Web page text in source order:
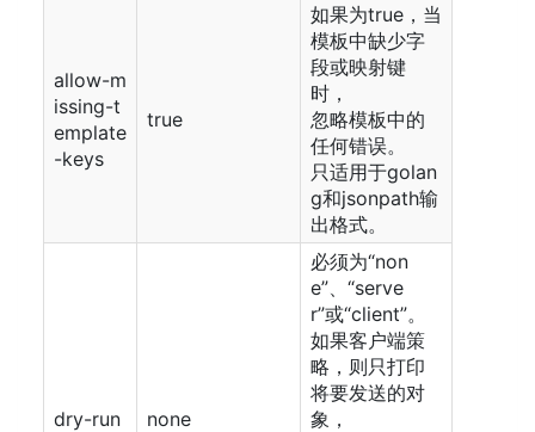
allow-m
issing-t
emplate
-keys
true
如果为true，当
模板中缺少字
段或映射键
时，
忽略模板中的
任何错误。
只适用于golan
g和jsonpath输
出格式。
dry-run none
必须为“non
e”、“serve
r”或“client”。
如果客户端策
略，则只打印
将要发送的对
象，